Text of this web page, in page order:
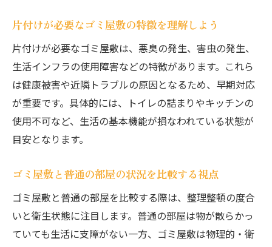
片付けが必要なゴミ屋敷の特徴を理解しよう
片付けが必要なゴミ屋敷は、悪臭の発生、害虫の発生、
生活インフラの使用障害などの特徴があります。これら
は健康被害や近隣トラブルの原因となるため、早期対応
が重要です。具体的には、トイレの詰まりやキッチンの
使用不可など、生活の基本機能が損なわれている状態が
目安となります。
ゴミ屋敷と普通の部屋の状況を比較する視点
ゴミ屋敷と普通の部屋を比較する際は、整理整頓の度合
いと衛生状態に注目します。普通の部屋は物が散らかっ
ていても生活に支障がない一方、ゴミ屋敷は物理的・衛